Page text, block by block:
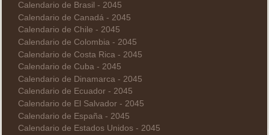
Calendario de Brasil - 2045
Calendario de Canadá - 2045
Calendario de Chile - 2045
Calendario de Colombia - 2045
Calendario de Costa Rica - 2045
Calendario de Cuba - 2045
Calendario de Dinamarca - 2045
Calendario de Ecuador - 2045
Calendario de El Salvador - 2045
Calendario de España - 2045
Calendario de Estados Unidos - 2045